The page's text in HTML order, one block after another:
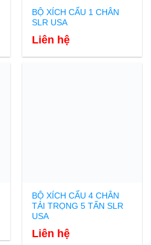
BỘ XÍCH CẨU 1 CHÂN
SLR USA
Liên hệ
BỘ XÍCH CẨU 4 CHÂN
TẢI TRỌNG 5 TẤN SLR
USA
Liên hệ